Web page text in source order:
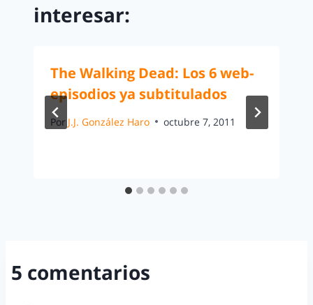
interesar:
The Walking Dead: Los 6 web-
episodios ya subtitulados
Por J.J. González Haro octubre 7, 2011
5 comentarios